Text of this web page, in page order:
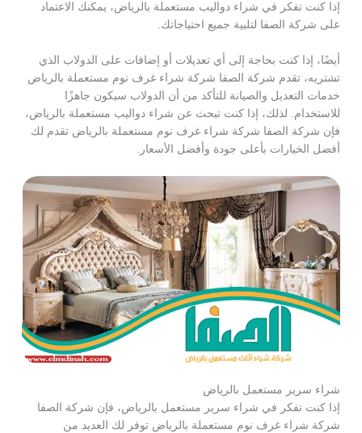
إذا كنت تفكر في شراء دواليب مستعملة بالرياض، يمكنك الاعتماد
على شركة الصفا لتلبية جميع احتياجاتك.
أيضًا، إذا كنت بحاجة إلى أي تعديلات أو إضافات على الدولاب الذي
تشتريه، تقدم شركة الصفا شركة شراء غرف نوم مستعملة بالرياض
خدمات التعديل والصيانة للتأكد من أن الدولاب سيكون جاهزًا
للاستخدام. لذلك، إذا كنت تبحث عن شراء دواليب مستعملة بالرياض،
فإن شركة الصفا شركة شراء غرف نوم مستعملة بالرياض تقدم لك
أفضل الخيارات بأعلى جودة وأفضل الأسعار.
شراء سرير مستعمل بالرياض
إذا كنت تفكر في شراء سرير مستعمل بالرياض، فإن شركة الصفا
شركة شراء غرف نوم مستعملة بالرياض توفر لك العديد من